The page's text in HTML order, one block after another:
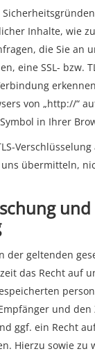
Inhalte, wie
die Sie an
eine SSL- bzw.
von „http://“
in Ihrer
übermitteln,
und
der geltenden
das Recht auf
und den
ggf. ein Recht
Hierzu sowie zu